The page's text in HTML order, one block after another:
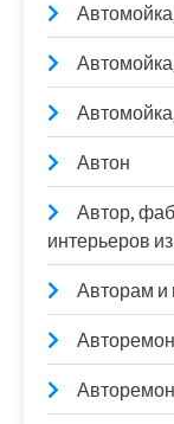
Автон
Автор,
интерьеров
Авторам и